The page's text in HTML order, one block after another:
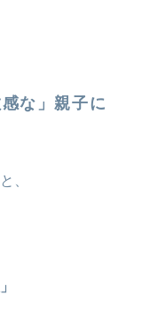
な」親子に
、